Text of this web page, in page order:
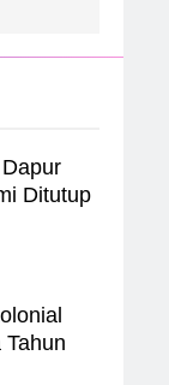
Ditutup